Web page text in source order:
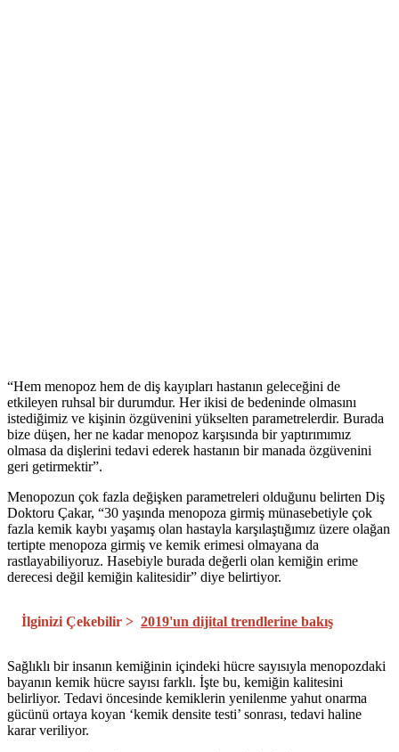
“Hem menopoz hem de diş kayıpları hastanın geleceğini de
etkileyen ruhsal bir durumdur. Her ikisi de bedeninde olmasını
istediğimiz ve kişinin özgüvenini yükselten parametrelerdir. Burada
bize düşen, her ne kadar menopoz karşısında bir yaptırımımız
olmasa da dişlerini tedavi ederek hastanın bir manada özgüvenini
geri getirmektir”.
Menopozun çok fazla değişken parametreleri olduğunu belirten Diş
Doktoru Çakar, “30 yaşında menopoza girmiş münasebetiyle çok
fazla kemik kaybı yaşamış olan hastayla karşılaştığımız üzere olağan
tertipte menopoza girmiş ve kemik erimesi olmayana da
rastlayabiliyoruz. Hasebiyle burada değerli olan kemiğin erime
derecesi değil kemiğin kalitesidir” diye belirtiyor.
İlginizi Çekebilir > 2019'un dijital trendlerine bakış
Sağlıklı bir insanın kemiğinin içindeki hücre sayısıyla menopozdaki
bayanın kemik hücre sayısı farklı. İşte bu, kemiğin kalitesini
belirliyor. Tedavi öncesinde kemiklerin yenilenme yahut onarma
gücünü ortaya koyan ‘kemik densite testi’ sonrası, tedavi haline
karar veriliyor.